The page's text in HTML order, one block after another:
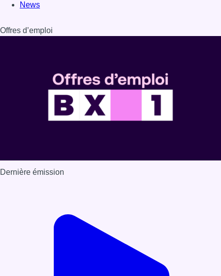
News
Offres d’emploi
Dernière émission